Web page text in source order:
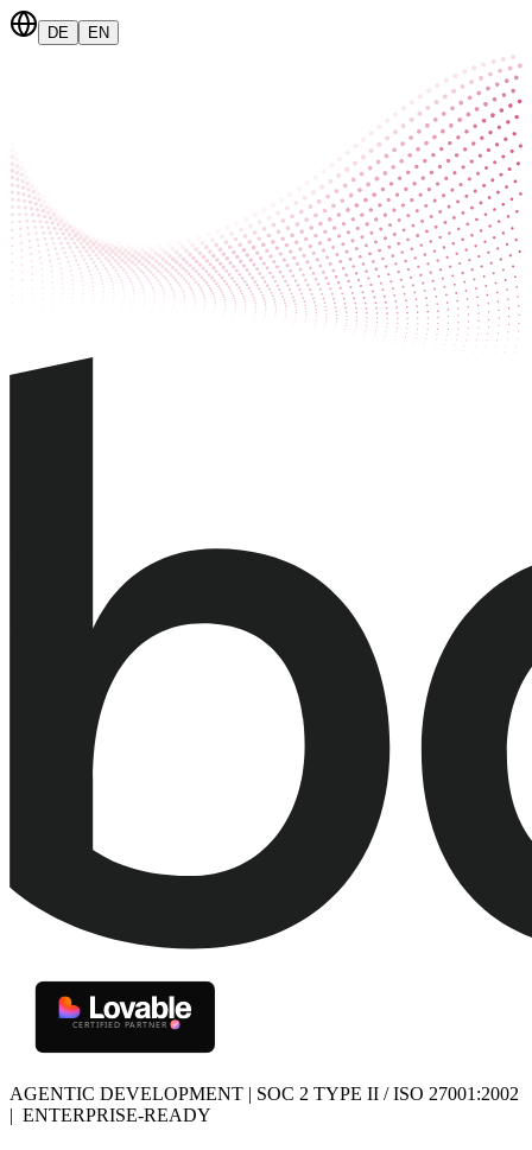
DE EN
AGENTIC DEVELOPMENT | SOC 2 TYPE II / ISO 27001:2002
| ENTERPRISE-READY